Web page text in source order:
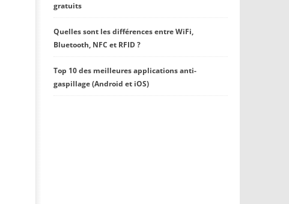
gratuits
Quelles sont les différences entre WiFi,
Bluetooth, NFC et RFID ?
Top 10 des meilleures applications anti-
gaspillage (Android et iOS)